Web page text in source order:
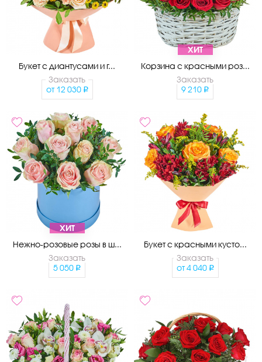
Букет с диантусами и г...
Заказать
от 12 030
ХИТ
Корзина с красными роз...
Заказать
9 210
ХИТ
Нежно-розовые розы в ш...
Заказать
5 050
Букет с красными кусто...
Заказать
от 4 040